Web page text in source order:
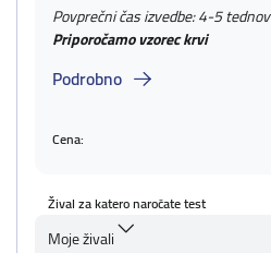
Povprečni čas izvedbe: 4-5 tednov
Priporočamo vzorec krvi
Podrobno
Cena:
Žival za katero naročate test
Moje živali